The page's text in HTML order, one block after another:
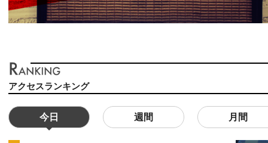
アクセスランキング
今日 週間 月間